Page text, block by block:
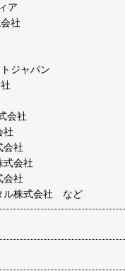
ア
社
ジャパン
会社
社
会社
式会社
会社
ル株式会社 など